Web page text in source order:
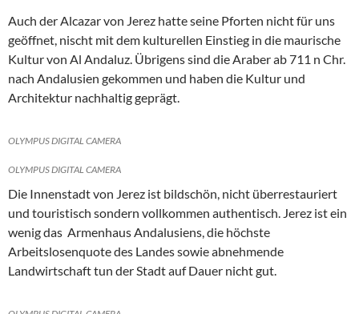
Auch der Alcazar von Jerez hatte seine Pforten nicht für uns
geöffnet, nischt mit dem kulturellen Einstieg in die maurische
Kultur von Al Andaluz. Übrigens sind die Araber ab 711 n Chr.
nach Andalusien gekommen und haben die Kultur und
Architektur nachhaltig geprägt.
OLYMPUS DIGITAL CAMERA
OLYMPUS DIGITAL CAMERA
Die Innenstadt von Jerez ist bildschön, nicht überrestauriert
und touristisch sondern vollkommen authentisch. Jerez ist ein
wenig das Armenhaus Andalusiens, die höchste
Arbeitslosenquote des Landes sowie abnehmende
Landwirtschaft tun der Stadt auf Dauer nicht gut.